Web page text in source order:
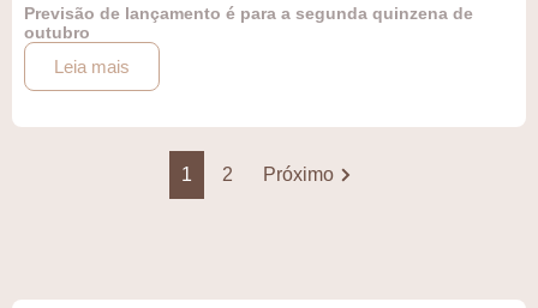
Previsão de lançamento é para a segunda quinzena de
outubro
Leia mais
1 2 Próximo